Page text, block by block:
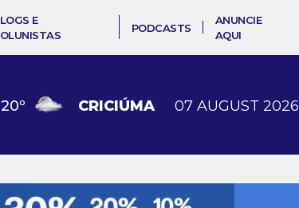
E
PODCASTS
ANUNCIE
AQUI
20º CRICIÚMA 07 AUGUST 2026